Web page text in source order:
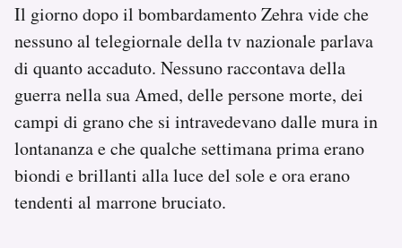
Il giorno dopo il bombardamento Zehra vide che
nessuno al telegiornale della tv nazionale parlava
di quanto accaduto. Nessuno raccontava della
guerra nella sua Amed, delle persone morte, dei
campi di grano che si intravedevano dalle mura in
lontananza e che qualche settimana prima erano
biondi e brillanti alla luce del sole e ora erano
tendenti al marrone bruciato.